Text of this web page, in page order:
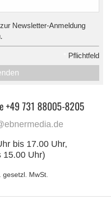
Newsletter-Anmeldung
Pflichtfeld
+49 731 88005-8205
bis 17.00 Uhr,
15.00 Uhr)
gesetzl. MwSt.